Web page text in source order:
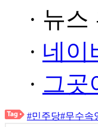
· 뉴
· 네이
· 그곳
#민주당#무수속